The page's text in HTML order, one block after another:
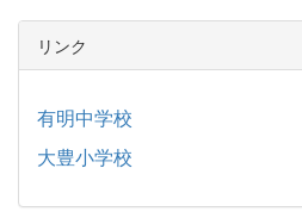
リンク
有明中学校
大豊小学校